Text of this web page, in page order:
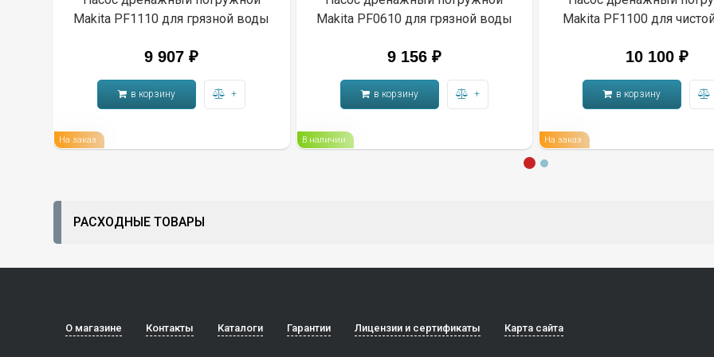
Makita PF1110 для грязной воды
9 907₽
в корзину +
На заказ
Makita PF0610 для грязной воды
9 156 ₽
в корзину +
В наличии
Makita PF1100 для
10 100 ₽
в корзину
На заказ
РАСХОДНЫЕ ТОВАРЫ
О магазине Контакты Каталоги Гарантии Лицензии и сертификаты Карта сайта